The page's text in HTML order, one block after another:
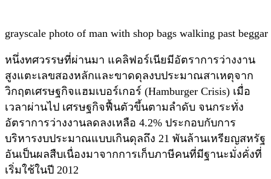
grayscale photo of man with shop bags walking past
หนึ่งทศวรรษที่ผ่านมา แคลิฟอร์เนียมีอัตราการว่างงาน
สูงแตะเลขสองหลักและขาดดุลงบประมาณสาเหตุจาก
วิกฤตเศรษฐกิจแฮมเบอร์เกอร์ (Hamburger Crisis) เมื่อ
เวลาผ่านไป เศรษฐกิจฟื้นตัวขึ้นตามลำดับ จนกระทั่ง
อัตราการว่างงานลดลงเหลือ 4.2% ประกอบกับการ
บริหารงบประมาณแบบเกินดุลถึง 21 พันล้านเหรียญสหรัฐ
อันเป็นผลสืบเนื่องมาจากการเก็บภาษีคนที่มีฐานะมั่งคั่งที่
เริ่มใช้ในปี 2012